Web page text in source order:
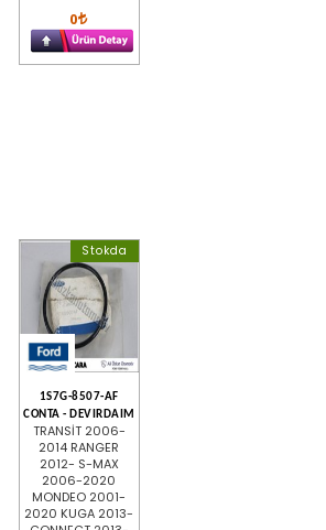
0
Stokda
1S7G-8507-AF
CONTA - DEVIRDAIM
TRANSİT 2006-
2014 RANGER
2012- S-MAX
2006-2020
MONDEO 2001-
2020 KUGA 2013-